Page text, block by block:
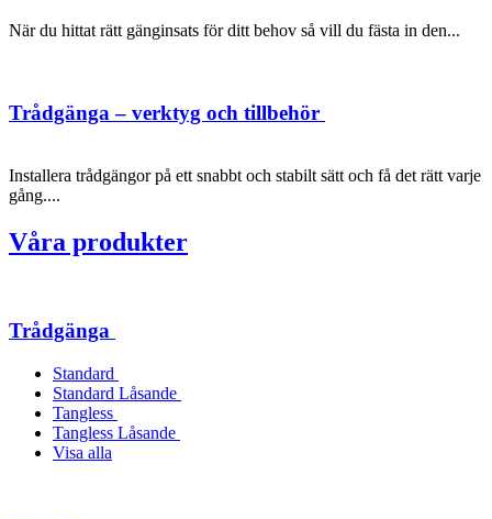
När du hittat rätt gänginsats för ditt behov så vill du fästa in den...
Trådgänga – verktyg och tillbehör
Installera trådgängor på ett snabbt och stabilt sätt och få det rätt varje
gång....
Våra produkter
Trådgänga
Standard
Standard Låsande
Tangless
Tangless Låsande
Visa alla